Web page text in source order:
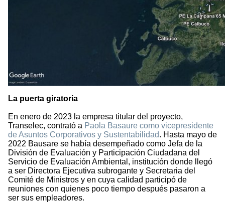
La puerta giratoria
En enero de 2023 la empresa titular del proyecto,
Transelec, contrató a Paola Basaure como vicepresidente
de Asuntos Corporativos y Sustentabilidad. Hasta mayo de
2022 Bausare se había desempeñado como Jefa de la
División de Evaluación y Participación Ciudadana del
Servicio de Evaluación Ambiental, institución donde llegó
a ser Directora Ejecutiva subrogante y Secretaria del
Comité de Ministros y en cuya calidad participó de
reuniones con quienes poco tiempo después pasaron a
ser sus empleadores.